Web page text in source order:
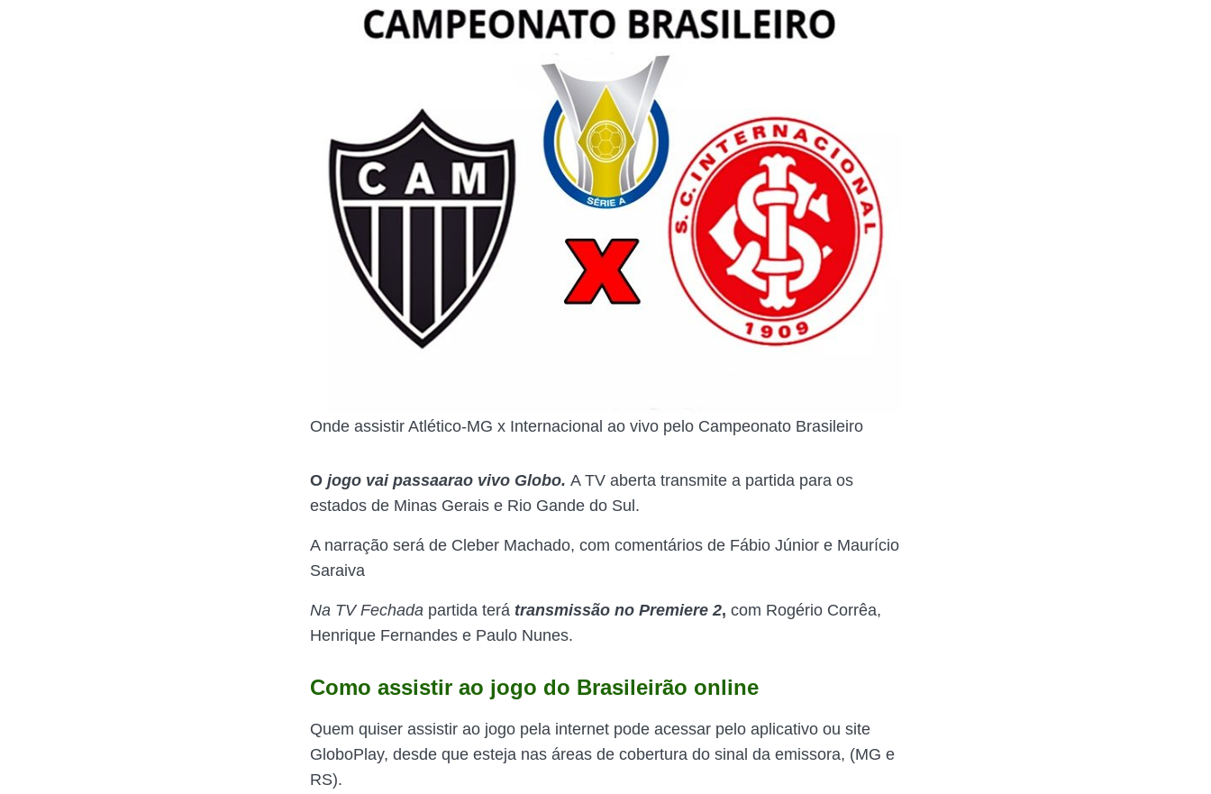
Onde assistir Atlético-MG x Internacional ao vivo pelo Campeonato Brasileiro
O jogo vai passaarao vivo Globo. A TV aberta transmite a partida para os
estados de Minas Gerais e Rio Gande do Sul.
A narração será de Cleber Machado, com comentários de Fábio Júnior e Maurício
Saraiva
Na TV Fechada partida terá transmissão no Premiere 2, com Rogério Corrêa,
Henrique Fernandes e Paulo Nunes.
Como assistir ao jogo do Brasileirão online
Quem quiser assistir ao jogo pela internet pode acessar pelo aplicativo ou site
GloboPlay, desde que esteja nas áreas de cobertura do sinal da emissora, (MG e
RS).